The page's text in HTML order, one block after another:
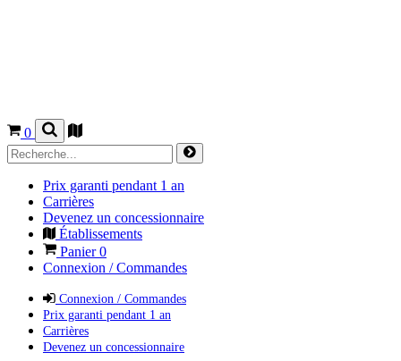
0
Prix garanti pendant 1 an
Carrières
Devenez un concessionnaire
Établissements
Panier0
Connexion / Commandes
Connexion / Commandes
Prix garanti pendant 1 an
Carrières
Devenez un concessionnaire